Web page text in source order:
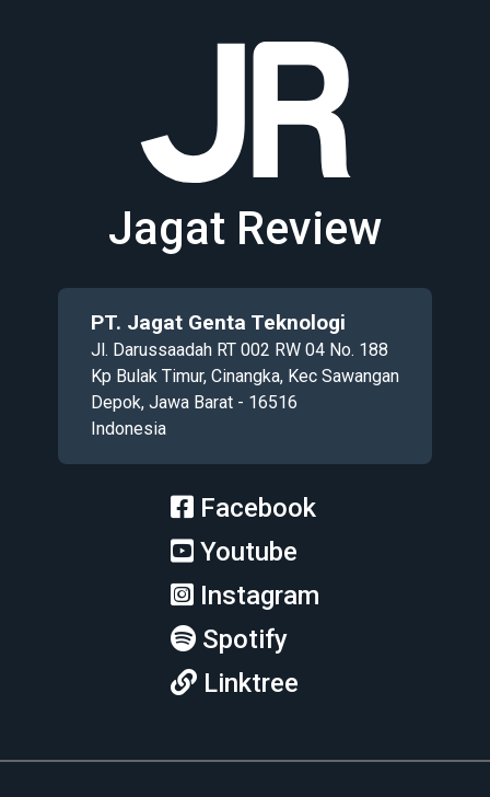
Jagat Review
PT. Jagat Genta Teknologi
Jl. Darussaadah RT 002 RW 04 No. 188
Kp Bulak Timur, Cinangka, Kec Sawangan
Depok, Jawa Barat - 16516
Indonesia
Facebook
Youtube
Instagram
Spotify
Linktree